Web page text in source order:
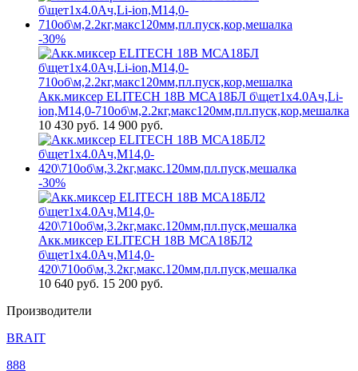
-30%
Акк.миксер ELITECH 18В МСА18БЛ б\щет1х4.0Ач,Li-
ion,М14,0-710об\м,2.2кг,макс120мм,пл.пуск,кор,мешалка
10 430 руб. 14 900 руб.
-30%
Акк.миксер ELITECH 18В МСА18БЛ2
б\щет1х4.0Ач,М14,0-
420\710об\м,3.2кг,макс.120мм,пл.пуск,мешалка
10 640 руб. 15 200 руб.
Производители
BRAIT
888